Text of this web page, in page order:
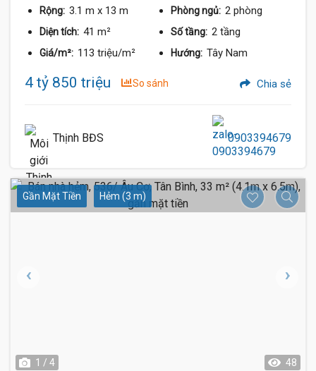
Rộng: 3.1 m x 13 m Phòng ngủ: 2 phòng
Diện tích: 41 m² Số tầng: 2 tầng
Giá/m²: 113 triệu/m² Hướng: Tây Nam
4 tỷ 850 triệu So sánh Chia sẻ
Thịnh BĐS 0903394679
Gần Mặt Tiền Hẻm (3 m)
1 / 4 48